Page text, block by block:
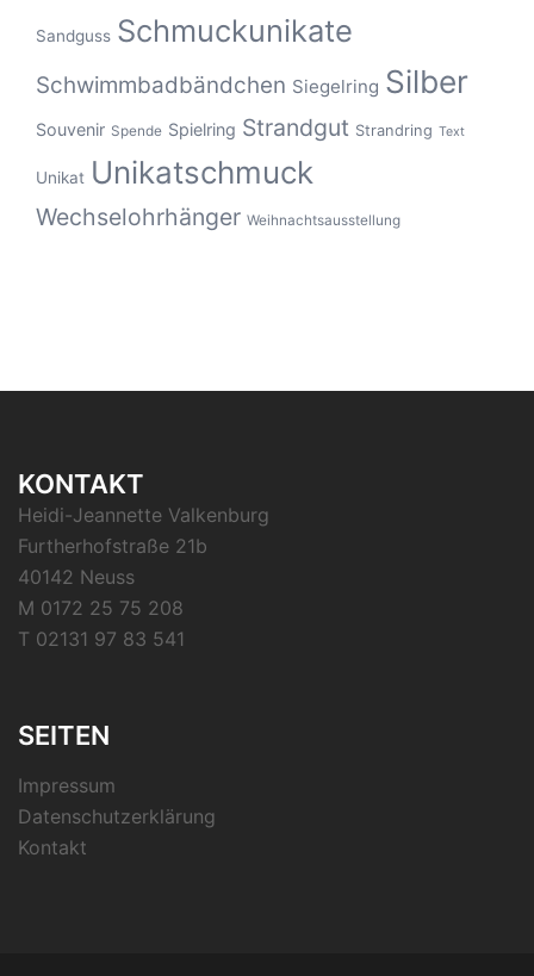
Sandguss Schmuckunikate
Schwimmbadbändchen Siegelring Silber
Souvenir Spende Spielring Strandgut Strandring Text
Unikat Unikatschmuck
Wechselohrhänger Weihnachtsausstellung
KONTAKT
Heidi-Jeannette Valkenburg
Furtherhofstraße 21b
40142 Neuss
M 0172 25 75 208
T 02131 97 83 541
SEITEN
Impressum
Datenschutzerklärung
Kontakt